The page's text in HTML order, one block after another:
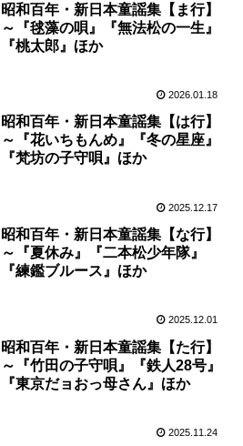
昭和百年・新日本童謡集【ま行】
～『毬藻の唄』『無法松の一生』
『桃太郎』ほか
2026.01.18
昭和百年・新日本童謡集【は行】
～『花いちもんめ』『冬の星座』
『梵坊の子守唄』ほか
2025.12.17
昭和百年・新日本童謡集【な行】
～『夏休み』『二本松少年隊』
『練鑑ブルース』ほか
2025.12.01
昭和百年・新日本童謡集【た行】
～『竹田の子守唄』『鉄人28号』
『東京だョおっ母さん』ほか
2025.11.24